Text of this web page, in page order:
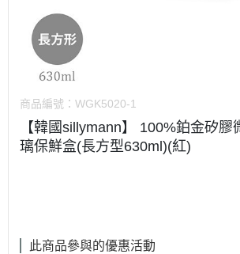
商品編號： WGK5020-1
【韓國sillymann】 100%鉑金矽膠
璃保鮮盒(長方型630ml)(紅)
此商品參與的優惠活動